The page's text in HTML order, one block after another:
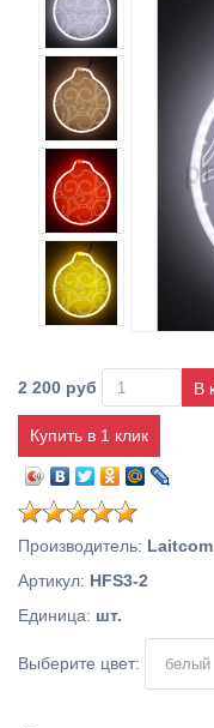
2 200 руб
Купить в 1 клик
Производитель: Laitcom
Артикул: HFS3-2
Единица: шт.
Выберите цвет: